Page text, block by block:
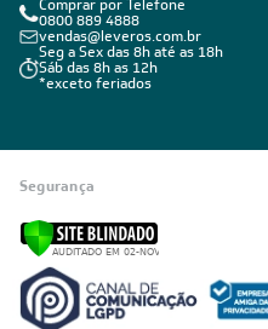
Comprar por Telefone
0800 889 4888
vendas@leveros.com.br
Seg a Sex das 8h até as 18h
Sáb das 8h as 12h
*exceto feriados
Segurança